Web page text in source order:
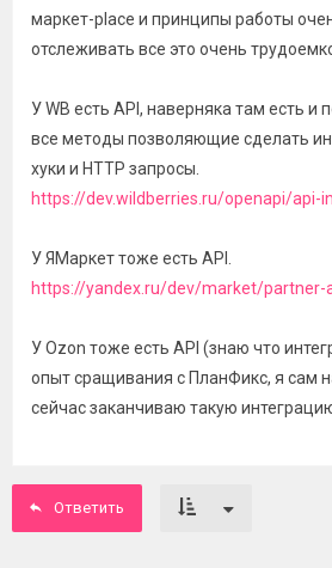
маркет-place и принципы работы
отслеживать все это очень
У WB есть API, наверняка там есть и
все методы позволяющие сделать
хуки и HTTP запросы.
https://dev.wildberries.ru/openapi/api-
У ЯМаркет тоже есть API.
https://yandex.ru/dev/market/partner-
У Ozon тоже есть API (знаю что
опыт сращивания с ПланФикс, я сам
сейчас заканчиваю такую
Ответить